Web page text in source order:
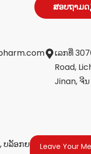
ສອບຖາມ
ເລກທີ່
Road,
Jinan, ຈີນ
ບລັອກຍອດນິຍົມLeave Your